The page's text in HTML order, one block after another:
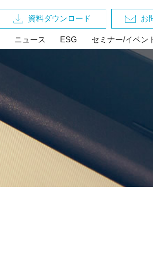
ニュース ESG セミナー/イベン
資料ダウンロード お